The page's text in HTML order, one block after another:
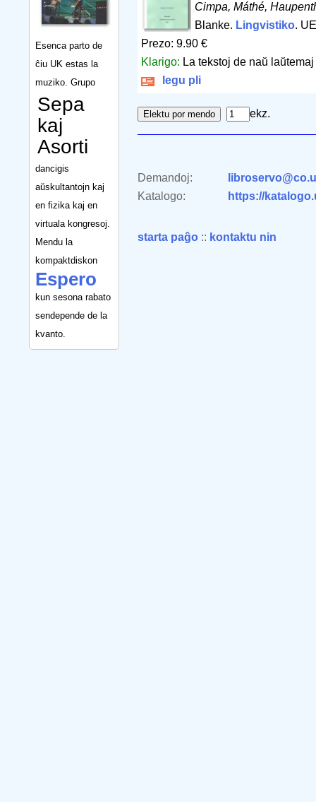
Esenca parto de
ĉiu UK estas la
muziko. Grupo
Sepa
kaj
Asorti
dancigis
aŭskultantojn kaj
en fizika kaj en
virtuala kongresoj.
Mendu la
kompaktdiskon
Espero
kun sesona rabato
sendepende de la
kvanto.
Cimpa, Máthé,
Blanke. Lingvistiko.
Prezo: 9.90 €
Klarigo: La tekstoj de naŭ
legu pli
ekz.
Demandoj:
Katalogo:
https://
starta paĝo :: kontaktu nin